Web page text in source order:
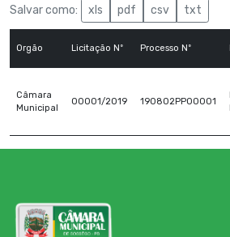
Salvar como: xls pdf csv txt
Orgão Licitação Nº Processo Nº
Câmara
Municipal
00001/2019 190802PP00001